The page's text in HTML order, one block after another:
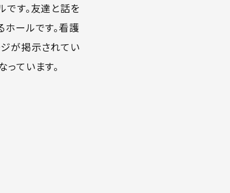
す。友達と話を
ホールです。看護
が掲示されてい
ています。